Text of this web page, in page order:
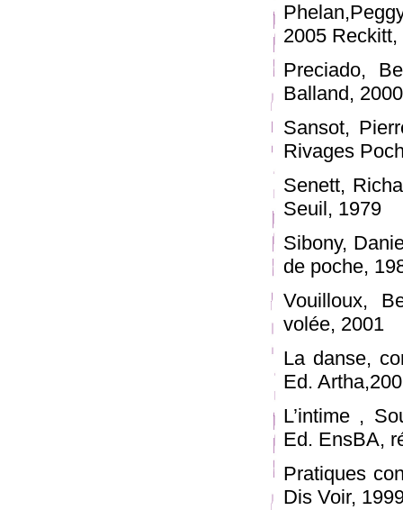
2005
Preciado,
Balland, 2000
Sansot,
Rivages
Senett,
Seuil, 1979
Sibony,
de poche,
Vouilloux,
volée, 2001
La danse,
Ed.
L’intime ,
Ed. EnsBA,
Pratiques
Dis Voir,